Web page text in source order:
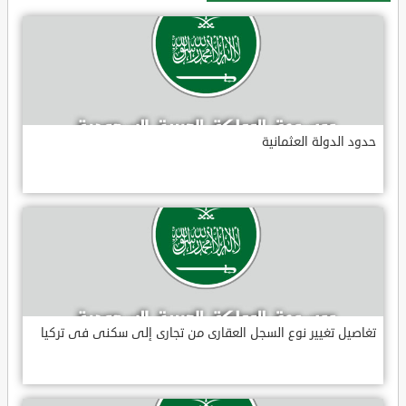
حدود الدولة العثمانية
تغاصيل تغيير نوع السجل العقارى من تجارى إلى سكنى فى تركيا